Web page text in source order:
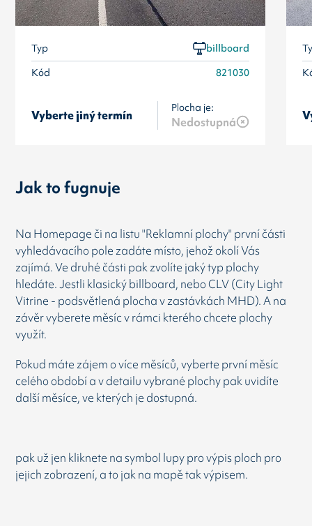
Typ
billboard
Kód
821030
Vyberte jiný termín
Plocha je:
Nedostupná
Jak to fugnuje
Na Homepage či na listu "Reklamní plochy" první části
vyhledávacího pole zadáte místo, jehož okolí Vás
zajímá. Ve druhé části pak zvolíte jaký typ plochy
hledáte. Jestli klasický billboard, nebo CLV (City Light
Vitrine - podsvětlená plocha v zastávkách MHD). A na
závěr vyberete měsíc v rámci kterého chcete plochy
využít.
Pokud máte zájem o více měsíců, vyberte první měsíc
celého období a v detailu vybrané plochy pak uvidíte
další měsíce, ve kterých je dostupná.
pak už jen kliknete na symbol lupy pro výpis ploch pro
jejich zobrazení, a to jak na mapě tak výpisem.